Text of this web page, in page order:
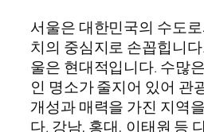
서울은 대한민국의 수도
치의 중심지로 손꼽힙니
울은 현대적입니다. 수많
인 명소가 줄지어 있어 관
개성과 매력을 가진 지역
다. 강남, 홍대, 이태원 등